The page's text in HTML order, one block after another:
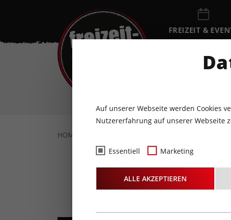
FREIZEIT &
EVENTKALENDER
HOME
Auf unserer Webseite werden Cookies
Nutzererfahrung auf unserer Webseite
Essentiell Marketing
ALLE AKZEPTIEREN